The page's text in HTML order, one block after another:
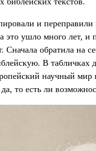
и
это ушло много лет, и
Сначала обратила на
В табличках
научный мир
то есть ли